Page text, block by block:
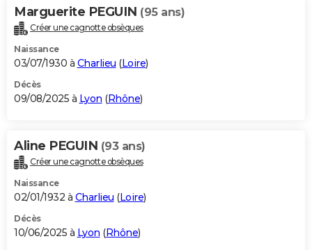
Bricolage
Lifestyle
Culture
Sport
Auto
Television
Voyage
Cinema
Marguerite PEGUIN (95 ans)
Créer une cagnotte obsèques
Naissance
03/07/1930 à Charlieu (Loire)
Décès
09/08/2025 à Lyon (Rhône)
Aline PEGUIN (93 ans)
Créer une cagnotte obsèques
Naissance
02/01/1932 à Charlieu (Loire)
Décès
10/06/2025 à Lyon (Rhône)